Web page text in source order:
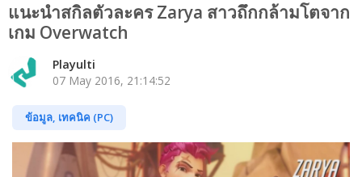
แนะนำสกิลตัวละคร Zarya สาวถึกกล้ามโตจาก
เกม Overwatch
Playulti
07 May 2016, 21:14:52
ข้อมูล, เทคนิค (PC)